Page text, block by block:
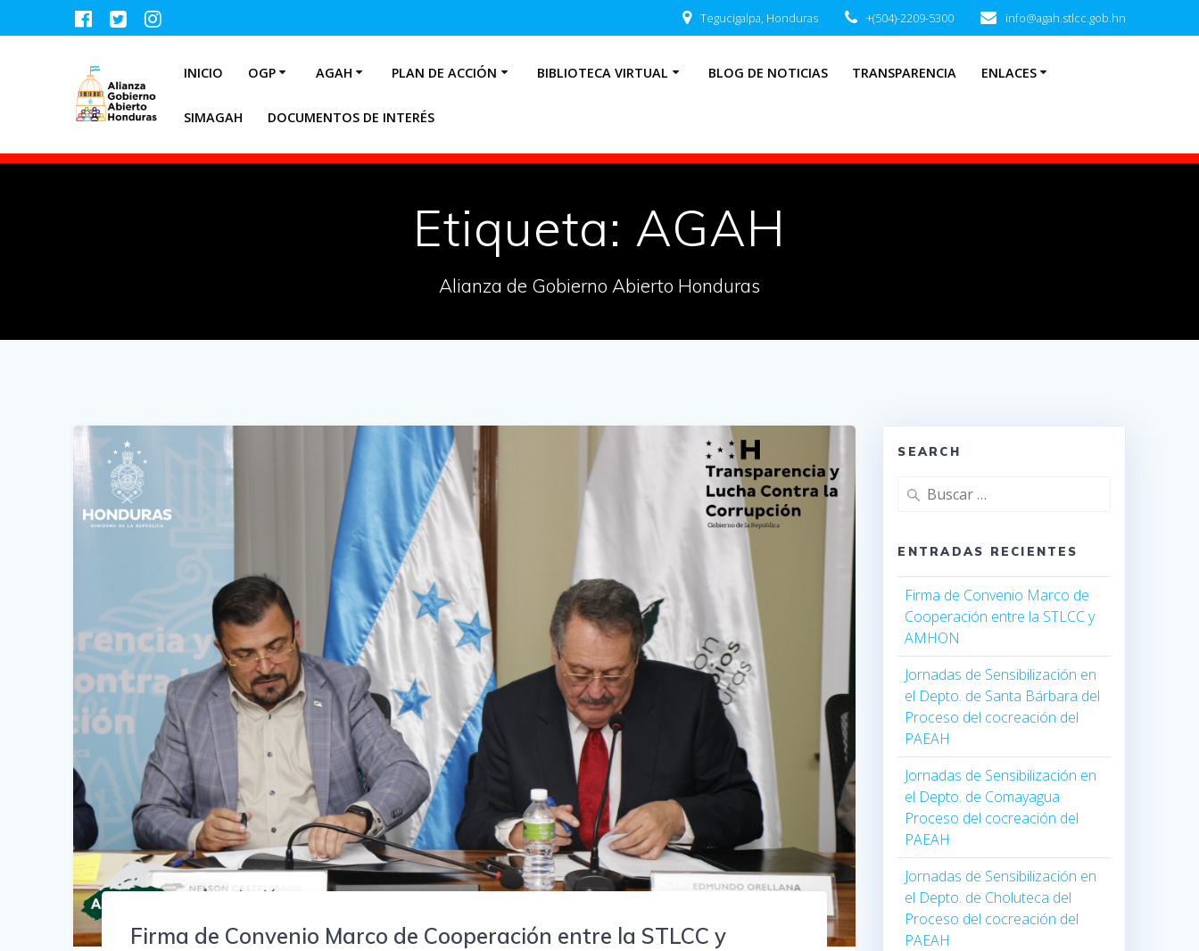
Tegucigalpa, Honduras +(504)-2209-5300 info@agah.stlcc.gob.hn
INICIO OGP AGAH PLAN DE ACCIÓN BIBLIOTECA VIRTUAL BLOG DE NOTICIAS TRANSPARENCIA ENLACES
SIMAGAH DOCUMENTOS DE INTERÉS
Etiqueta: AGAH
Alianza de Gobierno Abierto Honduras
Firma de Convenio Marco de Cooperación entre la STLCC y
SEARCH
ENTRADAS RECIENTES
Firma de Convenio Marco de
Cooperación entre la STLCC y
AMHON
Jornadas de Sensibilización en
el Depto. de Santa Bárbara del
Proceso del cocreación del
PAEAH
Jornadas de Sensibilización en
el Depto. de Comayagua
Proceso del cocreación del
PAEAH
Jornadas de Sensibilización en
el Depto. de Choluteca del
Proceso del cocreación del
PAEAH